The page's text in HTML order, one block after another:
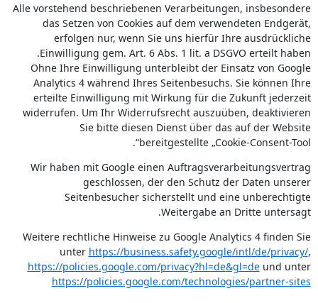
Alle vorstehend beschriebenen Verarbeitungen, insbesondere
das Setzen von Cookies auf dem verwendeten Endgerät,
erfolgen nur, wenn Sie uns hierfür Ihre ausdrückliche
Einwilligung gem. Art. 6 Abs. 1 lit. a DSGVO erteilt haben.
Ohne Ihre Einwilligung unterbleibt der Einsatz von Google
Analytics 4 während Ihres Seitenbesuchs. Sie können Ihre
erteilte Einwilligung mit Wirkung für die Zukunft jederzeit
widerrufen. Um Ihr Widerrufsrecht auszuüben, deaktivieren
Sie bitte diesen Dienst über das auf der Website
bereitgestellte „Cookie-Consent-Tool“.
Wir haben mit Google einen Auftragsverarbeitungsvertrag
geschlossen, der den Schutz der Daten unserer
Seitenbesucher sicherstellt und eine unberechtigte
Weitergabe an Dritte untersagt.
Weitere rechtliche Hinweise zu Google Analytics 4 finden Sie
unter https://business.safety.google/intl/de/privacy/,
https://policies.google.com/privacy?hl=de&gl=deund unter
https://policies.google.com/technologies/partner-sites